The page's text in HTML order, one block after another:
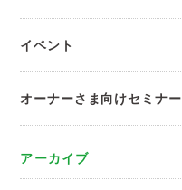
イベント
オーナーさま向けセミナー
アーカイブ